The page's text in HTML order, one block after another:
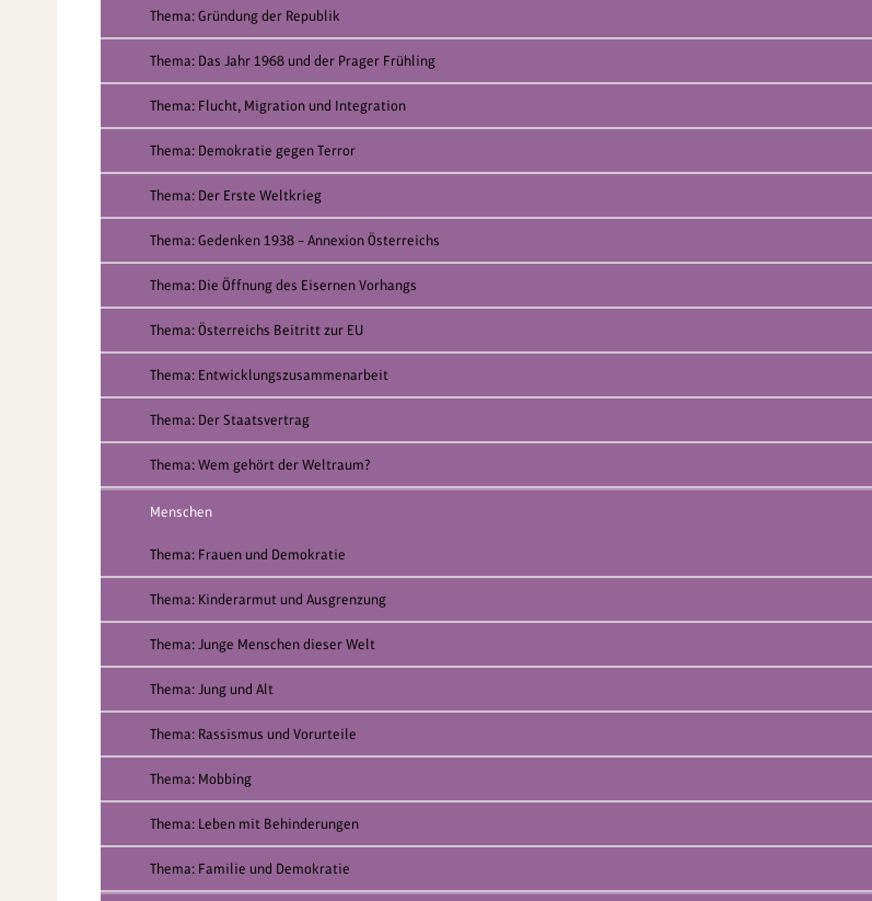
Thema: Gründung der Republik
Thema: Das Jahr 1968 und der Prager Frühling
Thema: Flucht, Migration und Integration
Thema: Demokratie gegen Terror
Thema: Der Erste Weltkrieg
Thema: Gedenken 1938 – Annexion Österreichs
Thema: Die Öffnung des Eisernen Vorhangs
Thema: Österreichs Beitritt zur EU
Thema: Entwicklungszusammenarbeit
Thema: Der Staatsvertrag
Thema: Wem gehört der Weltraum?
Menschen
Thema: Frauen und Demokratie
Thema: Kinderarmut und Ausgrenzung
Thema: Junge Menschen dieser Welt
Thema: Jung und Alt
Thema: Rassismus und Vorurteile
Thema: Mobbing
Thema: Leben mit Behinderungen
Thema: Familie und Demokratie